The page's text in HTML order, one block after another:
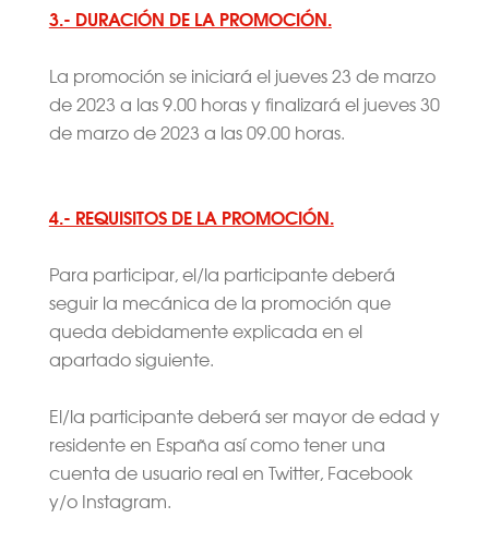
3.- DURACIÓN DE LA PROMOCIÓN.
La promoción se iniciará el jueves 23 de marzo
de 2023 a las 9.00 horas y finalizará el jueves 30
de marzo de 2023 a las 09.00 horas.
4.- REQUISITOS DE LA PROMOCIÓN.
Para participar, el/la participante deberá
seguir la mecánica de la promoción que
queda debidamente explicada en el
apartado siguiente.
El/la participante deberá ser mayor de edad y
residente en España así como tener una
cuenta de usuario real en Twitter, Facebook
y/o Instagram.